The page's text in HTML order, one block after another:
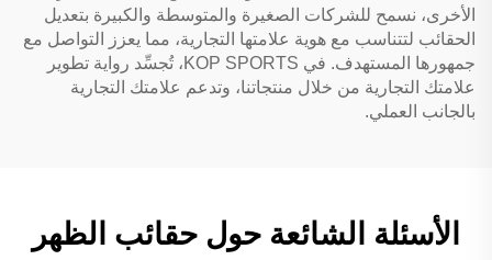
الأخرى، نسمح للشركات الصغيرة والمتوسطة والكبيرة بتعديل
الحقائب لتتناسب مع هوية علامتها التجارية، مما يعزز التواصل مع
جمهورها المستهدف. في KOP SPORTS، تُجسِّد رواية تطوير
علامتك التجارية من خلال منتجاتنا، وتدعم علامتك التجارية
بالجانب العملي.
الأسئلة الشائعة حول حقائب الظهر